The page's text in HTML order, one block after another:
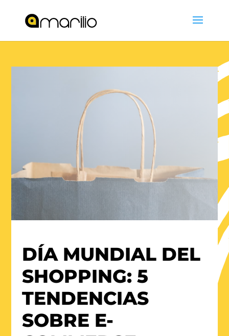
DÍA MUNDIAL DEL
SHOPPING: 5
TENDENCIAS
SOBRE E-